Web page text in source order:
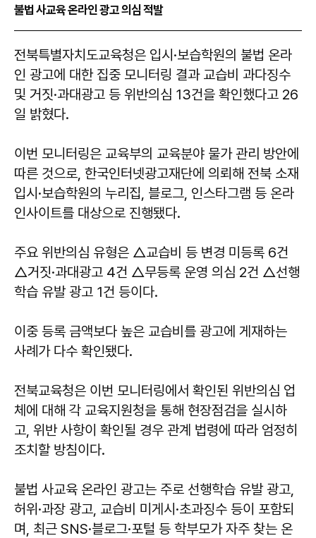
불법 사교육 온라인 광고 의심 적발
​​​​​​​전북특별자치도교육청은 입시·보습학원의 불법 온라
인 광고에 대한 집중 모니터링 결과 교습비 과다징수
및 거짓·과대광고 등 위반의심 13건을 확인했다고 26
일 밝혔다.
이번 모니터링은 교육부의 교육분야 물가 관리 방안에
따른 것으로, 한국인터넷광고재단에 의뢰해 전북 소재
입시·보습학원의 누리집, 블로그, 인스타그램 등 온라
인사이트를 대상으로 진행됐다.
주요 위반의심 유형은 △교습비 등 변경 미등록 6건
△거짓·과대광고 4건 △무등록 운영 의심 2건 △선행
학습 유발 광고 1건 등이다.
이중 등록 금액보다 높은 교습비를 광고에 게재하는
사례가 다수 확인됐다.
전북교육청은 이번 모니터링에서 확인된 위반의심 업
체에 대해 각 교육지원청을 통해 현장점검을 실시하
고, 위반 사항이 확인될 경우 관계 법령에 따라 엄정히
조치할 방침이다.
불법 사교육 온라인 광고는 주로 선행학습 유발 광고,
허위·과장 광고, 교습비 미게시·초과징수 등이 포함되
며, 최근 SNS·블로그·포털 등 학부모가 자주 찾는 온